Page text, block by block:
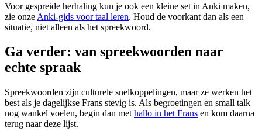
Voor gespreide herhaling kun je ook een kleine set in Anki maken,
zie onze Anki-gids voor taal leren. Houd de voorkant dan als een
situatie, niet alleen als het spreekwoord.
Ga verder: van spreekwoorden naar
echte spraak
Spreekwoorden zijn culturele snelkoppelingen, maar ze werken het
best als je dagelijkse Frans stevig is. Als begroetingen en small talk
nog wankel voelen, begin dan met hallo in het Frans en kom daarna
terug naar deze lijst.